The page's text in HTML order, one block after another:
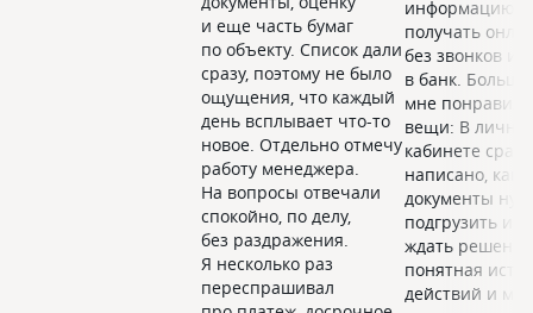
и еще часть бумаг
по объекту. Список дали
сразу, поэтому не было
ощущения, что каждый
день всплывает что-то
новое. Отдельно отмечу
работу менеджера.
На вопросы отвечали
спокойно, по делу,
без раздражения.
Я несколько раз
переспрашивал
информацию
получать
без звонков и
в банк. Больше
мне
вещи: В
кабинете сразу
написано,
документы
подгрузить и
ждать
понятная
действий и